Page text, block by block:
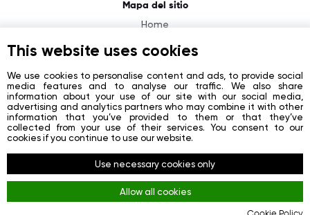
Mapa del sitio
Home
About
Contacts
Registration
Login
Redes sociales
Facebook
This website uses cookies
We use cookies to personalise content and ads, to provide social
media features and to analyse our traffic. We also share
information about your use of our site with our social media,
advertising and analytics partners who may combine it with other
information that you’ve provided to them or that they’ve
collected from your use of their services. You consent to our
cookies if you continue to use our website.
Use necessary cookies only
Allow all cookies